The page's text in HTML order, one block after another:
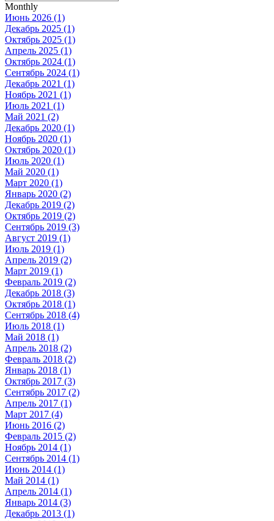
Monthly
Июнь 2026 (1)
Декабрь 2025 (1)
Октябрь 2025 (1)
Апрель 2025 (1)
Октябрь 2024 (1)
Сентябрь 2024 (1)
Декабрь 2021 (1)
Ноябрь 2021 (1)
Июль 2021 (1)
Май 2021 (2)
Декабрь 2020 (1)
Ноябрь 2020 (1)
Октябрь 2020 (1)
Июль 2020 (1)
Май 2020 (1)
Март 2020 (1)
Январь 2020 (2)
Декабрь 2019 (2)
Октябрь 2019 (2)
Сентябрь 2019 (3)
Август 2019 (1)
Июль 2019 (1)
Апрель 2019 (2)
Март 2019 (1)
Февраль 2019 (2)
Декабрь 2018 (3)
Октябрь 2018 (1)
Сентябрь 2018 (4)
Июль 2018 (1)
Май 2018 (1)
Апрель 2018 (2)
Февраль 2018 (2)
Январь 2018 (1)
Октябрь 2017 (3)
Сентябрь 2017 (2)
Апрель 2017 (1)
Март 2017 (4)
Июнь 2016 (2)
Февраль 2015 (2)
Ноябрь 2014 (1)
Сентябрь 2014 (1)
Июнь 2014 (1)
Май 2014 (1)
Апрель 2014 (1)
Январь 2014 (3)
Декабрь 2013 (1)